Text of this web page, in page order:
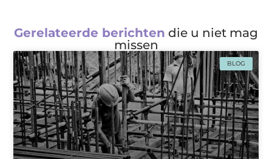
Gerelateerde berichten die u niet mag
missen
BLOG